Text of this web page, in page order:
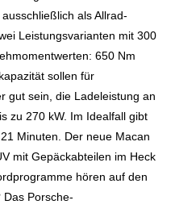
als Allrad-
Leistungsvarianten mit 300
650 Nm
sollen für
gut sein, die Ladeleistung an
zu 270 kW. Im Idealfall gibt
Minuten. Der neue Macan
mit Gepäckabteilen im Heck
hören auf den
Das Porsche-